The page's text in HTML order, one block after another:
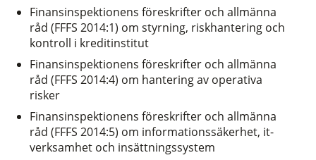
Finansinspektionens föreskrifter och allmänna
råd (FFFS 2014:1) om styrning, riskhantering och
kontroll i kreditinstitut
Finansinspektionens föreskrifter och allmänna
råd (FFFS 2014:4) om hantering av operativa
risker
Finansinspektionens föreskrifter och allmänna
råd (FFFS 2014:5) om informationssäkerhet, it-
verksamhet och insättningssystem